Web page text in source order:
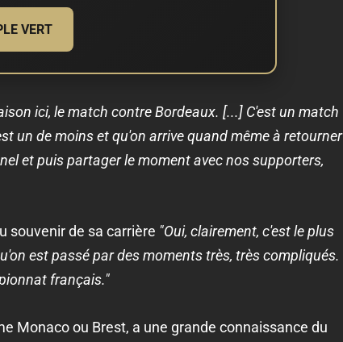
VERT
ici, le match contre Bordeaux. [...] C'est un match
un de moins et qu'on arrive quand même à retourner
et puis partager le moment avec nos supporters,
souvenir de sa carrière "Oui, clairement, c'est le plus
est passé par des moments très, très compliqués.
français."
Monaco ou Brest, a une grande connaissance du